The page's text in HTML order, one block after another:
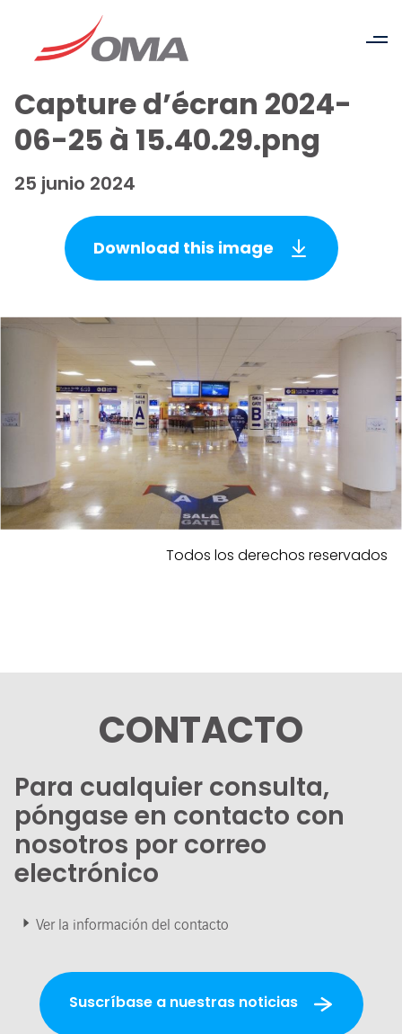
Capture d’écran 2024-
06-25 à 15.40.29.png
25 junio 2024
Download this image
Todos los derechos reservados
CONTACTO
Para cualquier consulta,
póngase en contacto con
nosotros por correo
electrónico
Ver la información del contacto
Suscríbase a nuestras noticias